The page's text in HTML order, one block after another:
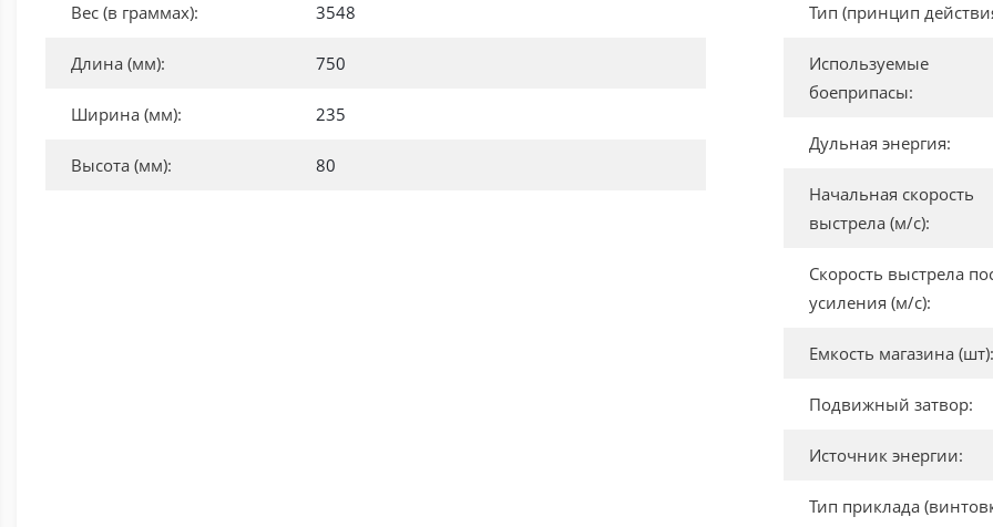
Вес (в граммах): 3548
Длина (мм): 750
Ширина (мм): 235
Высота (мм): 80
Тип (принцип
Используемые
боеприпасы:
Дульная энергия:
Начальная скорость
выстрела (м/с):
Скорость выстрела
усиления (м/с):
Емкость магазина (шт):
Подвижный затвор:
Источник энергии:
Тип приклада